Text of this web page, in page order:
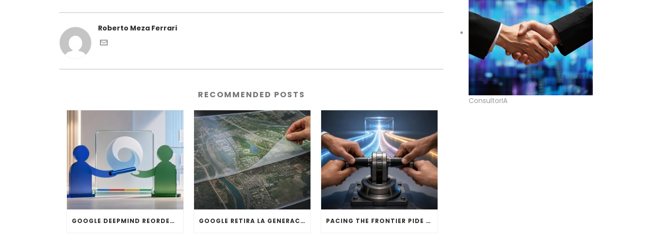
Roberto Meza Ferrari
RECOMMENDED POSTS
GOOGLE DEEPMIND REORDENA SU DIRECCIÓN: HASSABIS DEJA LA OPERACIÓN DIARIA GOOGLE RETIRA LA GENERACIÓN DE IMÁGENES CON IA DE GOOGLE EARTH PACING THE FRONTIER PIDE MECANISMOS PARA MODERAR LA IA DE FRONTERA
ConsultorIA